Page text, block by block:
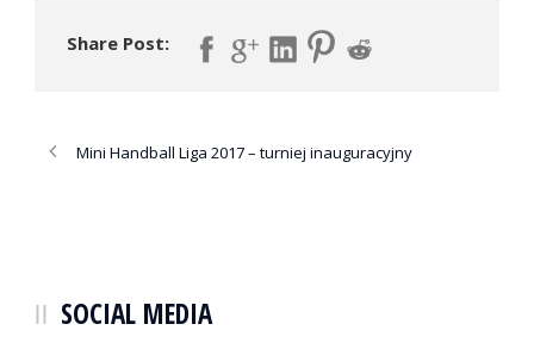
Share Post:
Mini Handball Liga 2017 – turniej inauguracyjny
SOCIAL MEDIA